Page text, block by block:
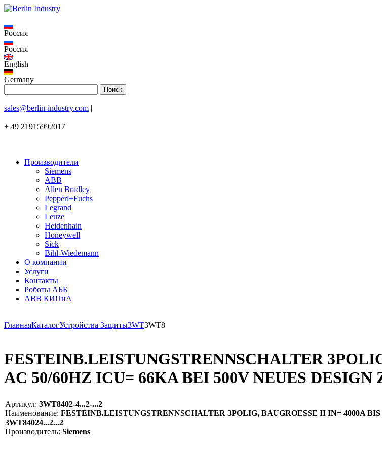
Россия
Россия
English
Germany
sales@berlin-industry.com |
+ 49 21915992017
Производители
Siemens
ABB
Allen Bradley
Pepperl+Fuchs
Legrand
Leuze
Heidenhain
Honeywell
Sick
Bihl-Wiedemann
О компании
Услуги
Контакты
Роботы АББ
ABB КИПиА
ГлавнаяКаталогУстройства Защиты3WT3WT8
FESTEINB.LEISTUNGSTRENNSCHALTER
AC 50/60HZ ICU= 66KA BEI 500V NEUES DESIGN
Артикул: 3WT8402-4...2-...2
Наименование: FESTEINB.LEISTUNGSTRENNSCHALTER 3POLIG, BAUGROESSE II IN= 4000A
3WT84024...2...2
Производитель: Siemens